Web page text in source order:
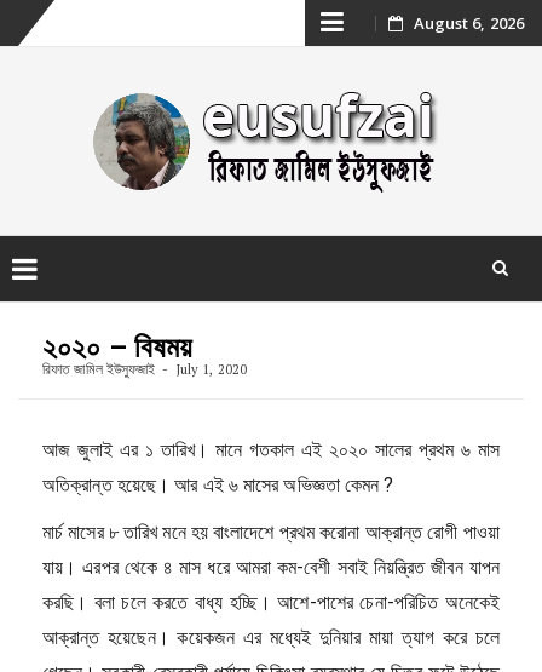
Skip
content
August 6, 2026
content
২০২০ – বিষময়
রিফাত জামিল ইউসুফজাই July 1, 2020
আজ জুলাই এর ১ তারিখ। মানে গতকাল এই ২০২০ সালের প্রথম ৬ মাস
অতিক্রান্ত হয়েছে। আর এই ৬ মাসের অভিজ্ঞতা কেমন ?
মার্চ মাসের ৮ তারিখ মনে হয় বাংলাদেশে প্রথম করোনা আক্রান্ত রোগী পাওয়া
যায়। এরপর থেকে ৪ মাস ধরে আমরা কম-বেশী সবাই নিয়ন্ত্রিত জীবন যাপন
করছি। বলা চলে করতে বাধ্য হচ্ছি। আশে-পাশের চেনা-পরিচিত অনেকেই
আক্রান্ত হয়েছেন। কয়েকজন এর মধ্যেই দুনিয়ার মায়া ত্যাগ করে চলে